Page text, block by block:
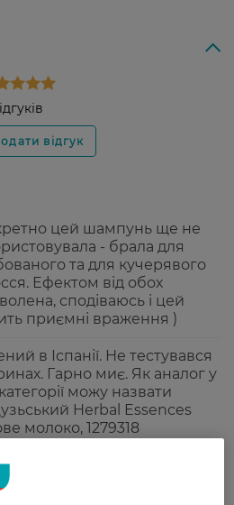
цей шампунь ще не
- брала для
та для кучерявого
Ефектом від обох
сподіваюсь і цей
приємні враження )
в Іспанії. Не тестувався
Гарно миє. Як аналог у
можу назвати
Herbal Essences
молоко, 1279318
шампунь с очень
ароматом.